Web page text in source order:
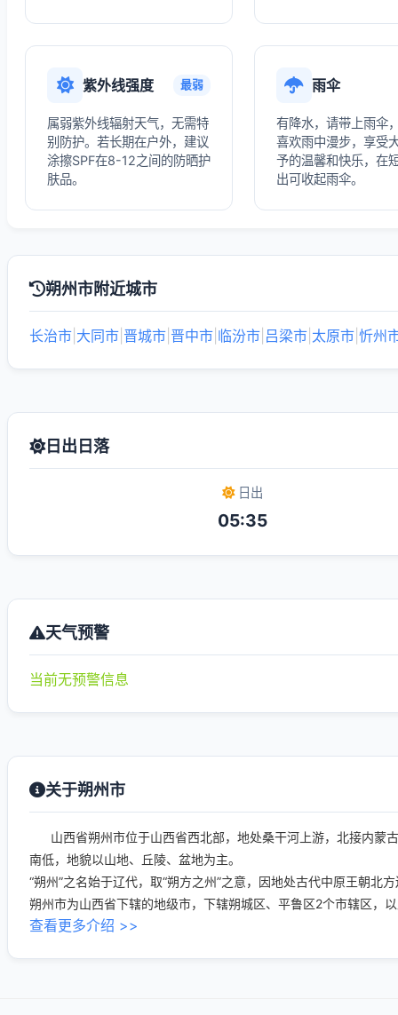
紫外线强度 最弱
属弱紫外线辐射天气，无需特
别防护。若长期在户外，建议
涂擦SPF在8-12之间的防晒护
肤品。
雨伞
有降水，请带上雨伞
喜欢雨中漫步，享受
予的温馨和快乐，在
出可收起雨伞。
朔州市附近城市
长治市 大同市 晋城市 晋中市 临汾市 吕梁市 太原市 忻州
日出日落
日出
05:35
天气预警
当前无预警信息
关于朔州市
山西省朔州市位于山西省西北部，地处桑干河上游，北接内蒙
南低，地貌以山地、丘陵、盆地为主。
“朔州”之名始于辽代，取“朔方之州”之意，因地处古代中原王朝北
朔州市为山西省下辖的地级市，下辖朔城区、平鲁区2个市辖区，
查看更多介绍 >>